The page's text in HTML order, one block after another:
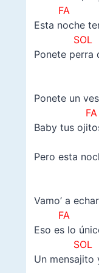
FA
Esta noche
Ponete perra
Ponete un
FA
Baby tus
Pero esta
Vamo’ a
FA
Eso es lo
Un